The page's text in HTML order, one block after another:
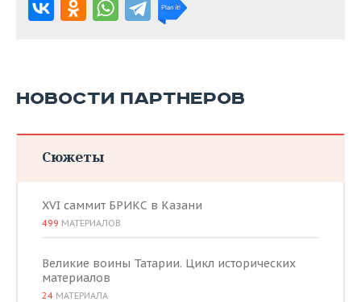
НОВОСТИ ПАРТНЕРОВ
Сюжеты
XVI саммит БРИКС в Казани
499 МАТЕРИАЛОВ
Великие воины Татарии. Цикл исторических
материалов
24 МАТЕРИАЛА